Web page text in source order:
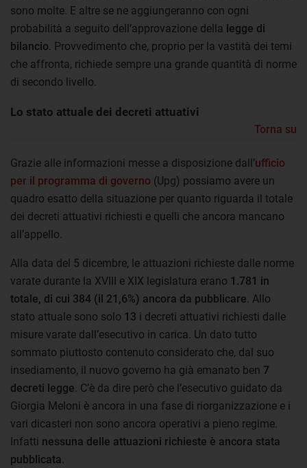
sono molte. E altre se ne aggiungeranno con ogni
probabilità a seguito dell’approvazione della legge di
bilancio. Provvedimento che, proprio per la vastità dei temi
che affronta, richiede sempre una grande quantità di norme
di secondo livello.
Lo stato attuale dei decreti attuativi
Torna su
Grazie alle informazioni messe a disposizione dall’ufficio
per il programma di governo (Upg) possiamo avere un
quadro esatto della situazione per quanto riguarda il totale
dei decreti attuativi richiesti e quelli che ancora mancano
all’appello.
Alla data del 5 dicembre, le attuazioni richieste dalle norme
varate durante la XVIII e XIX legislatura erano 1.781 in
totale, di cui 384 (il 21,6%) ancora da pubblicare. Allo
stato attuale sono solo 13 i decreti attuativi richiesti dalle
misure varate dall’esecutivo in carica. Un dato tutto
sommato piuttosto contenuto considerato che, dal suo
insediamento, il nuovo governo ha già emanato ben 7
decreti legge. C’è da dire però che l’esecutivo guidato da
Giorgia Meloni è ancora in una fase di riorganizzazione e i
vari dicasteri non sono ancora operativi a pieno regime.
Infatti nessuna delle attuazioni richieste è ancora stata
pubblicata.